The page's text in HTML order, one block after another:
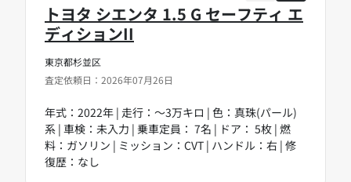
東京都杉並区
査定依頼日：2026年07月26日
トヨタ シエンタ 1.5 G セーフティ エ
ディションII
年式：2022年 | 走行：～3万キロ | 色：真珠(パール)
系 | 車検：未入力 | 乗車定員： 7名 | ドア： 5枚 | 燃
料：ガソリン | ミッション：CVT | ハンドル：右 | 修
復歴：なし